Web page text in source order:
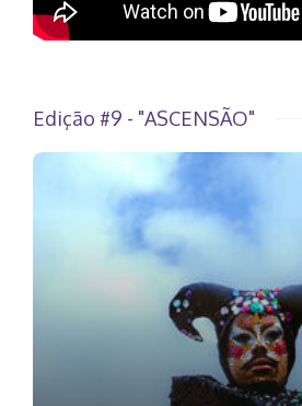
Edição #9 - "ASCENSÃO"